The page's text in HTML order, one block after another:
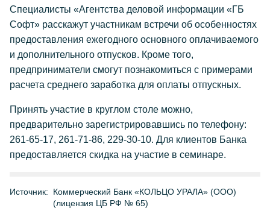
Специалисты «Агентства деловой информации «ГБ
Софт» расскажут участникам встречи об особенностях
предоставления ежегодного основного оплачиваемого
и дополнительного отпусков. Кроме того,
предприниматели смогут познакомиться с примерами
расчета среднего заработка для оплаты отпускных.
Принять участие в круглом столе можно,
предварительно зарегистрировавшись по телефону:
261-65-17, 261-71-86, 229-30-10. Для клиентов Банка
предоставляется скидка на участие в семинаре.
Источник:
Коммерческий Банк «КОЛЬЦО УРАЛА» (ООО)
(лицензия ЦБ РФ № 65)